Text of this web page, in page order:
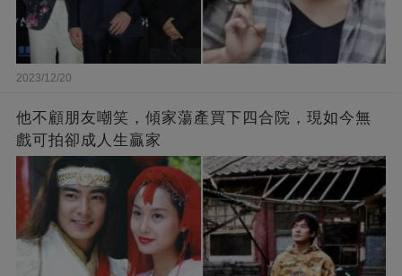
2023/12/20
他不顧朋友嘲笑，傾家蕩產買下四合院，現如今無
戲可拍卻成人生贏家